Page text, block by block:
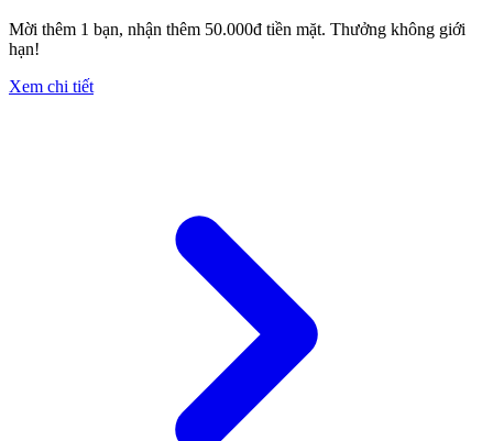
Mời thêm 1 bạn, nhận thêm 50.000đ tiền mặt. Thưởng không giới
hạn!
Xem chi tiết